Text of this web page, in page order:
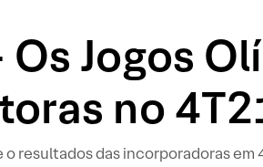
Jogos
no
o resultados das incorporadoras em